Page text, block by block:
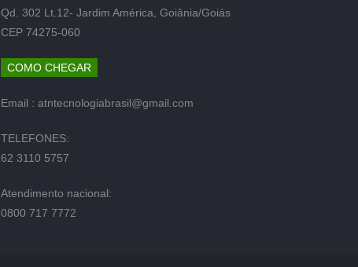
Qd. 302 Lt.12- Jardim América, Goiânia/Goiás
CEP 74275-060
COMO CHEGAR
Email : atntecnologiabrasil@gmail.com
TELEFONES:
62 3110 5757
Atendimento nacional:
0800 717 7772